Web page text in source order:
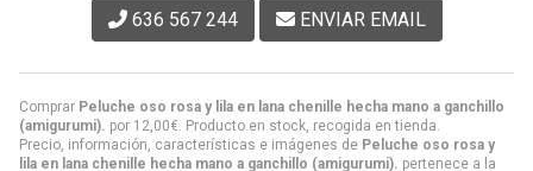
Comprar Peluche oso rosa y lila en lana chenille hecha mano a ganchillo
(amigurumi). por 12,00€ . Producto en stock, recogida en tienda.
Precio, información, características e imágenes de Peluche oso rosa y
lila en lana chenille hecha mano a ganchillo (amigurumi). pertenece a la
636 567 244 ENVIAR EMAIL